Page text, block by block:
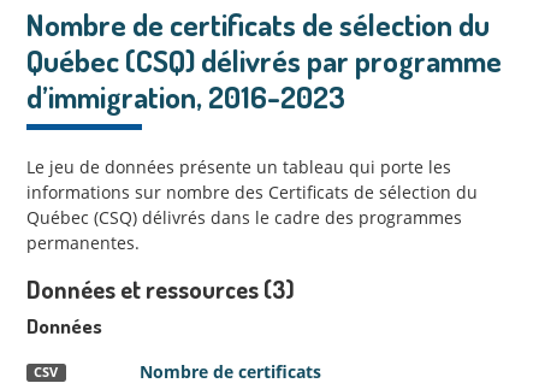
Nombre de certificats de sélection du
Québec (CSQ) délivrés par programme
d’immigration, 2016-2023
Le jeu de données présente un tableau qui porte les
informations sur nombre des Certificats de sélection du
Québec (CSQ) délivrés dans le cadre des programmes
permanentes.
Données et ressources (3)
Données
Nombre de certificats
CSV